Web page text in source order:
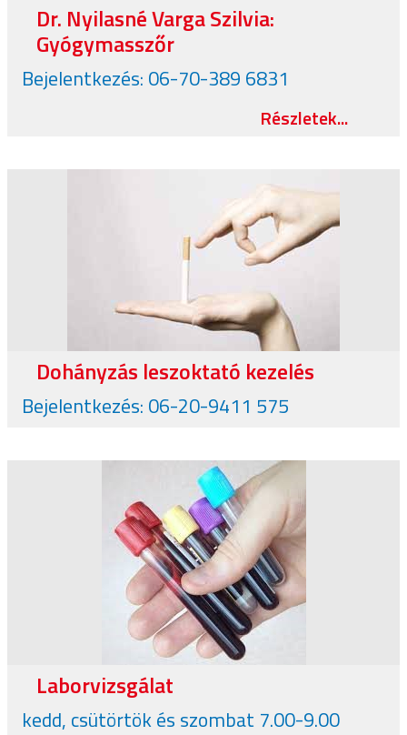
Dr. Nyilasné Varga Szilvia:
Gyógymasszőr
Bejelentkezés: 06-70-389 6831
Részletek...
Dohányzás leszoktató kezelés
Bejelentkezés: 06-20-9411 575
Laborvizsgálat
kedd, csütörtök és szombat 7.00-9.00